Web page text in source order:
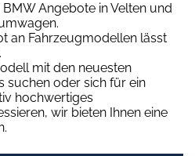
Angebote in Velten und
an Fahrzeugmodellen lässt
mit den neuesten
suchen oder sich für ein
hochwertiges
wir bieten Ihnen eine